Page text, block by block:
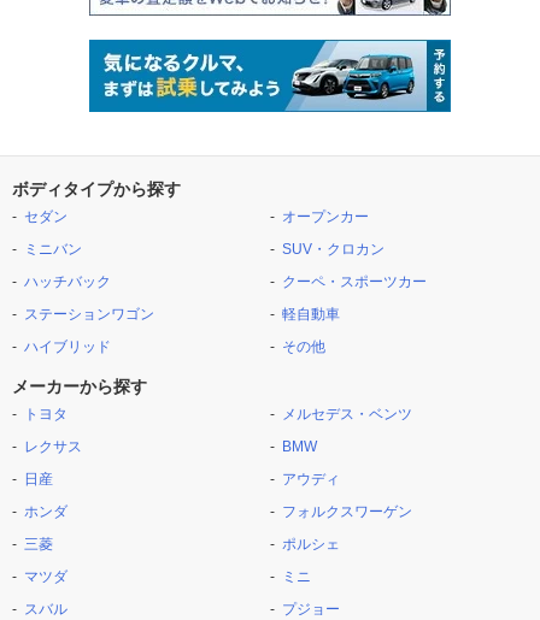
ボディタイプから探す
セダン
ミニバン
ハッチバック
ステーションワゴン
ハイブリッド
オープンカー
SUV・クロカン
クーペ・スポーツカー
軽自動車
その他
メーカーから探す
トヨタ
レクサス
日産
ホンダ
三菱
マツダ
スバル
メルセデス・ベンツ
BMW
アウディ
フォルクスワーゲン
ポルシェ
ミニ
プジョー